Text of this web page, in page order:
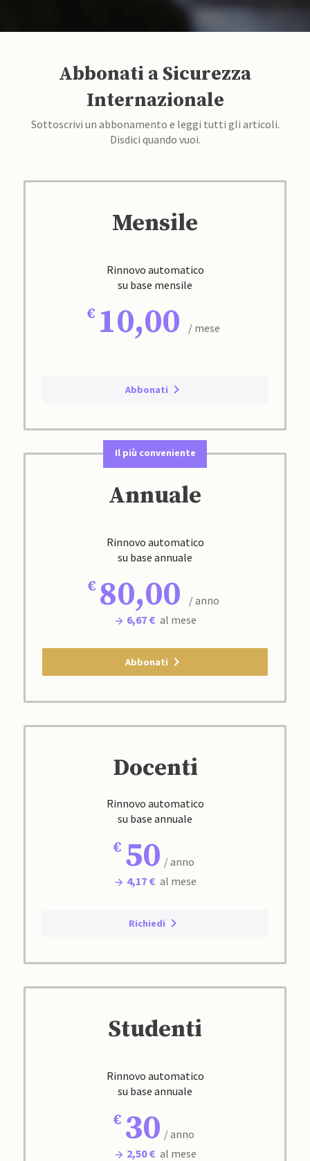
Abbonati a Sicurezza
Internazionale
Sottoscrivi un abbonamento e leggi tutti gli articoli.
Disdici quando vuoi.
Mensile
Rinnovo automatico
su base mensile
10,00 / mese
Abbonati
Il più conveniente
Annuale
Rinnovo automatico
su base annuale
80,00
/ anno
6,67 € al mese
Abbonati
Docenti
Rinnovo automatico
su base annuale
50 / anno
4,17 € al mese
Richiedi
Studenti
Rinnovo automatico
su base annuale
30 / anno
2,50 € al mese